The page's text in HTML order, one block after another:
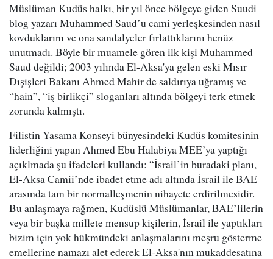
Müslüman Kudüs halkı, bir yıl önce bölgeye giden Suudi
blog yazarı Muhammed Saud’u cami yerleşkesinden nasıl
kovduklarını ve ona sandalyeler fırlattıklarını henüz
unutmadı. Böyle bir muamele gören ilk kişi Muhammed
Saud değildi; 2003 yılında El-Aksa'ya gelen eski Mısır
Dışişleri Bakanı Ahmed Mahir de saldırıya uğramış ve
“hain”, “iş birlikçi” sloganları altında bölgeyi terk etmek
zorunda kalmıştı.
Filistin Yasama Konseyi bünyesindeki Kudüs komitesinin
liderliğini yapan Ahmed Ebu Halabiya MEE’ya yaptığı
açıklmada şu ifadeleri kullandı: “İsrail’in buradaki planı,
El-Aksa Camii’nde ibadet etme adı altında İsrail ile BAE
arasında tam bir normalleşmenin nihayete erdirilmesidir.
Bu anlaşmaya rağmen, Kudüslü Müslümanlar, BAE’lilerin
veya bir başka millete mensup kişilerin, İsrail ile yaptıkları
bizim için yok hükmündeki anlaşmalarını meşru gösterme
emellerine namazı alet ederek El-Aksa'nın mukaddesatına